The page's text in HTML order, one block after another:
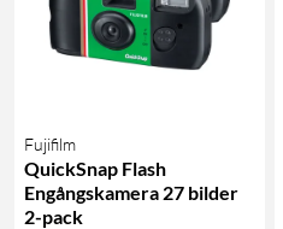
Fujifilm
QuickSnap Flash
Engångskamera 27 bilder
2-pack